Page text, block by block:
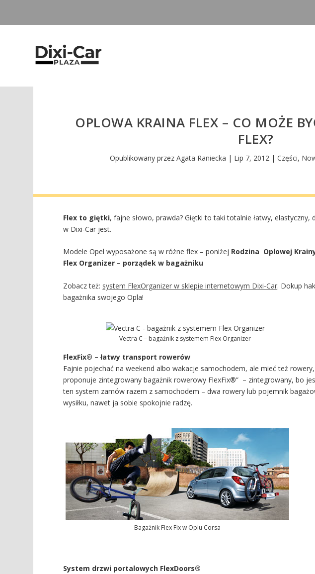
OPLOWA KRAINA FLEX – CO MOŻE
FLEX?
Opublikowany przezAgata Raniecka | Lip 7, 2012 |Części,
Flex to giętki, fajne słowo, prawda? Giętki to taki totalnie łatwy,
w Dixi-Car jest.
Modele Opel wyposażone są w różne flex – poniżej Rodzina Oplowej
Flex Organizer – porządek w bagażniku
Zobacz też: system FlexOrganizer w sklepie internetowym Dixi-Car. Dokup
bagażnika swojego Opla!
Vectra C – bagażnik z systemem Flex Organizer
FlexFix® – łatwy transport rowerów
Fajnie pojechać na weekend albo wakacje samochodem, ale mieć też
proponuje zintegrowany bagażnik rowerowy FlexFix®” – zintegrowany, bo
ten system zamów razem z samochodem – dwa rowery lub pojemnik
wysiłku, nawet ja sobie spokojnie radzę.
Bagażnik Flex Fix w Oplu Corsa
System drzwi portalowych FlexDoors®